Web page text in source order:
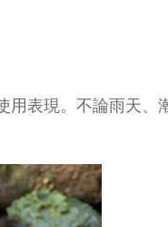
用表現。不論雨天、